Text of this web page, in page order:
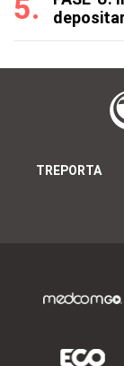
TREPORTA